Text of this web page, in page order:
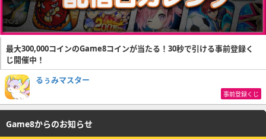
最大300,000コインのGame8コインが当たる！30秒で引ける事前登録く
じ開催中！
るぅみマスター
事前登録くじ
Game8からのお知らせ